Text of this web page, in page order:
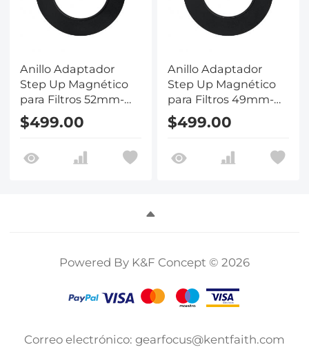
Anillo Adaptador
Step Up Magnético
para Filtros 52mm-
77mm
$499.00
Anillo Adaptador
Step Up Magnético
para Filtros 49mm-
77mm
$499.00
Powered By K&F Concept © 2026
Correo electrónico: gearfocus@kentfaith.com